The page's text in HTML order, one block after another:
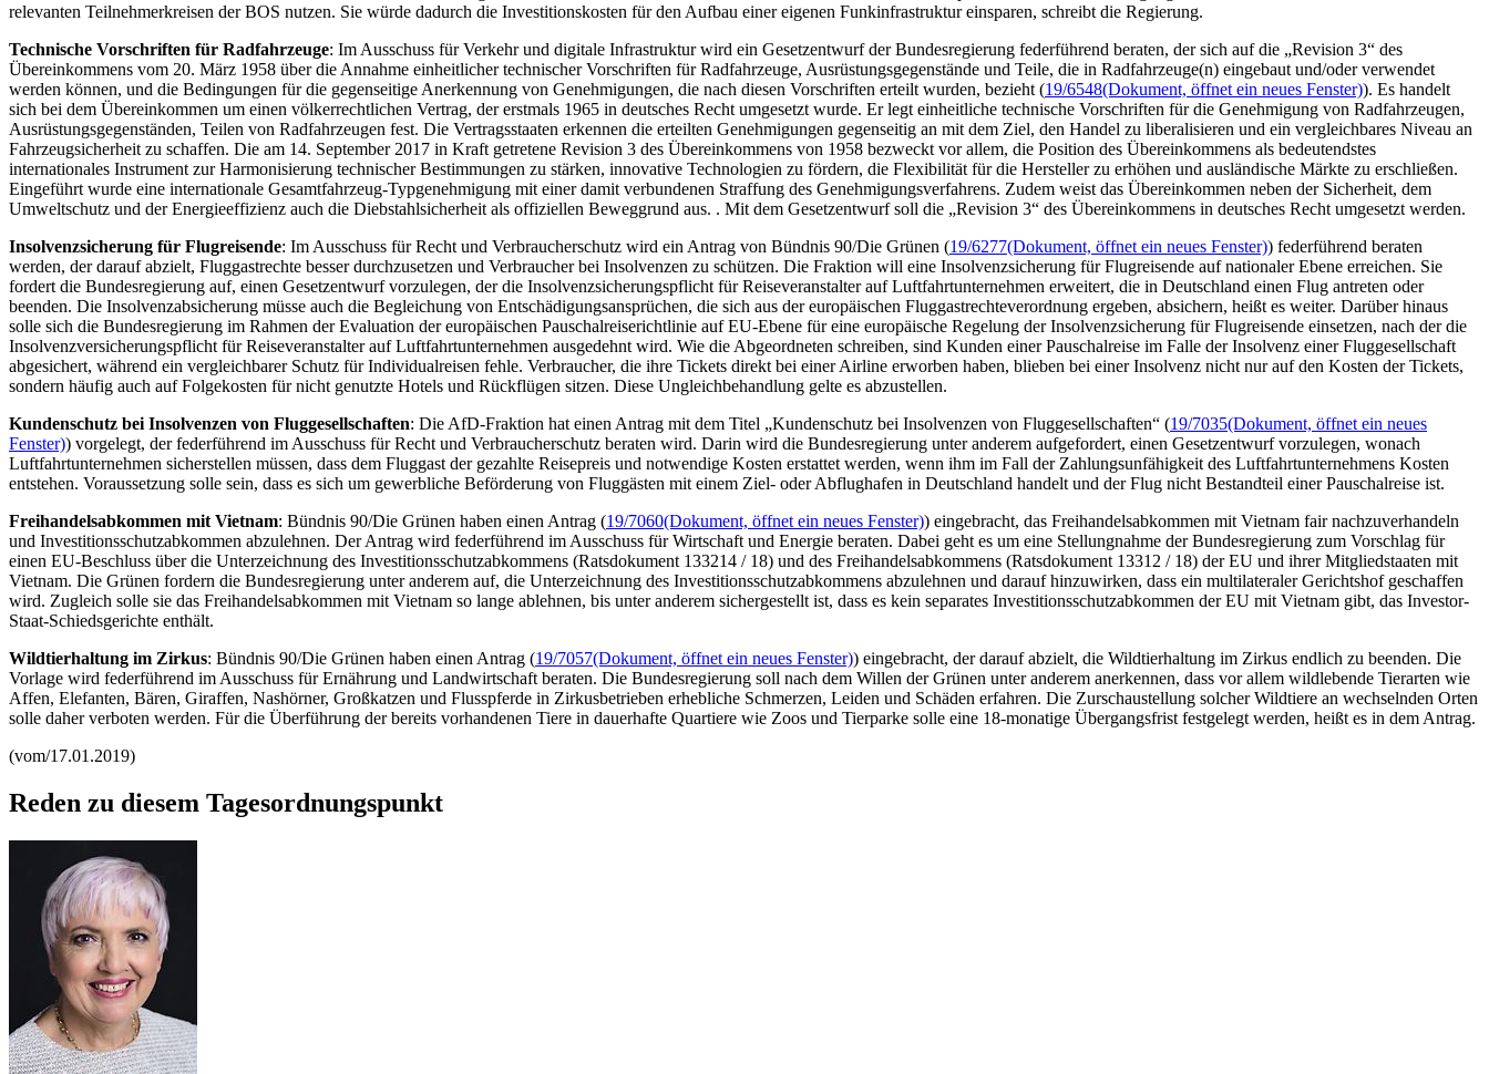
relevanten Teilnehmerkreisen der BOS nutzen. Sie würde dadurch die Investitionskosten für den Aufbau einer eigenen Funkinfrastruktur einsparen, schreibt die Regierung.
Technische Vorschriften für Radfahrzeuge: Im Ausschuss für Verkehr und digitale Infrastruktur wird ein Gesetzentwurf der Bundesregierung federführend beraten, der sich auf die „Revision 3“ des
Übereinkommens vom 20. März 1958 über die Annahme einheitlicher technischer Vorschriften für Radfahrzeuge, Ausrüstungsgegenstände und Teile, die in Radfahrzeuge(n) eingebaut und/oder verwendet
werden können, und die Bedingungen für die gegenseitige Anerkennung von Genehmigungen, die nach diesen Vorschriften erteilt wurden, bezieht (19/6548(Dokument, öffnet ein neues Fenster)). Es handelt
sich bei dem Übereinkommen um einen völkerrechtlichen Vertrag, der erstmals 1965 in deutsches Recht umgesetzt wurde. Er legt einheitliche technische Vorschriften für die Genehmigung von Radfahrzeugen,
Ausrüstungsgegenständen, Teilen von Radfahrzeugen fest. Die Vertragsstaaten erkennen die erteilten Genehmigungen gegenseitig an mit dem Ziel, den Handel zu liberalisieren und ein vergleichbares Niveau an
Fahrzeugsicherheit zu schaffen. Die am 14. September 2017 in Kraft getretene Revision 3 des Übereinkommens von 1958 bezweckt vor allem, die Position des Übereinkommens als bedeutendstes
internationales Instrument zur Harmonisierung technischer Bestimmungen zu stärken, innovative Technologien zu fördern, die Flexibilität für die Hersteller zu erhöhen und ausländische Märkte zu erschließen.
Eingeführt wurde eine internationale Gesamtfahrzeug-Typgenehmigung mit einer damit verbundenen Straffung des Genehmigungsverfahrens. Zudem weist das Übereinkommen neben der Sicherheit, dem
Umweltschutz und der Energieeffizienz auch die Diebstahlsicherheit als offiziellen Beweggrund aus. . Mit dem Gesetzentwurf soll die „Revision 3“ des Übereinkommens in deutsches Recht umgesetzt werden.
Insolvenzsicherung für Flugreisende: Im Ausschuss für Recht und Verbraucherschutz wird ein Antrag von Bündnis 90/Die Grünen (19/6277(Dokument, öffnet ein neues Fenster)) federführend beraten
werden, der darauf abzielt, Fluggastrechte besser durchzusetzen und Verbraucher bei Insolvenzen zu schützen. Die Fraktion will eine Insolvenzsicherung für Flugreisende auf nationaler Ebene erreichen. Sie
fordert die Bundesregierung auf, einen Gesetzentwurf vorzulegen, der die Insolvenzsicherungspflicht für Reiseveranstalter auf Luftfahrtunternehmen erweitert, die in Deutschland einen Flug antreten oder
beenden. Die Insolvenzabsicherung müsse auch die Begleichung von Entschädigungsansprüchen, die sich aus der europäischen Fluggastrechteverordnung ergeben, absichern, heißt es weiter. Darüber hinaus
solle sich die Bundesregierung im Rahmen der Evaluation der europäischen Pauschalreiserichtlinie auf EU-Ebene für eine europäische Regelung der Insolvenzsicherung für Flugreisende einsetzen, nach der die
Insolvenzversicherungspflicht für Reiseveranstalter auf Luftfahrtunternehmen ausgedehnt wird. Wie die Abgeordneten schreiben, sind Kunden einer Pauschalreise im Falle der Insolvenz einer Fluggesellschaft
abgesichert, während ein vergleichbarer Schutz für Individualreisen fehle. Verbraucher, die ihre Tickets direkt bei einer Airline erworben haben, blieben bei einer Insolvenz nicht nur auf den Kosten der Tickets,
sondern häufig auch auf Folgekosten für nicht genutzte Hotels und Rückflügen sitzen. Diese Ungleichbehandlung gelte es abzustellen.
Kundenschutz bei Insolvenzen von Fluggesellschaften: Die AfD-Fraktion hat einen Antrag mit dem Titel „Kundenschutz bei Insolvenzen von Fluggesellschaften“ (19/7035(Dokument, öffnet ein neues
Fenster)) vorgelegt, der federführend im Ausschuss für Recht und Verbraucherschutz beraten wird. Darin wird die Bundesregierung unter anderem aufgefordert, einen Gesetzentwurf vorzulegen, wonach
Luftfahrtunternehmen sicherstellen müssen, dass dem Fluggast der gezahlte Reisepreis und notwendige Kosten erstattet werden, wenn ihm im Fall der Zahlungsunfähigkeit des Luftfahrtunternehmens Kosten
entstehen. Voraussetzung solle sein, dass es sich um gewerbliche Beförderung von Fluggästen mit einem Ziel- oder Abflughafen in Deutschland handelt und der Flug nicht Bestandteil einer Pauschalreise ist.
Freihandelsabkommen mit Vietnam: Bündnis 90/Die Grünen haben einen Antrag (19/7060(Dokument, öffnet ein neues Fenster)) eingebracht, das Freihandelsabkommen mit Vietnam fair nachzuverhandeln
und Investitionsschutzabkommen abzulehnen. Der Antrag wird federführend im Ausschuss für Wirtschaft und Energie beraten. Dabei geht es um eine Stellungnahme der Bundesregierung zum Vorschlag für
einen EU-Beschluss über die Unterzeichnung des Investitionsschutzabkommens (Ratsdokument 133214 / 18) und des Freihandelsabkommens (Ratsdokument 13312 / 18) der EU und ihrer Mitgliedstaaten mit
Vietnam. Die Grünen fordern die Bundesregierung unter anderem auf, die Unterzeichnung des Investitionsschutzabkommens abzulehnen und darauf hinzuwirken, dass ein multilateraler Gerichtshof geschaffen
wird. Zugleich solle sie das Freihandelsabkommen mit Vietnam so lange ablehnen, bis unter anderem sichergestellt ist, dass es kein separates Investitionsschutzabkommen der EU mit Vietnam gibt, das Investor-
Staat-Schiedsgerichte enthält.
Wildtierhaltung im Zirkus: Bündnis 90/Die Grünen haben einen Antrag (19/7057(Dokument, öffnet ein neues Fenster)) eingebracht, der darauf abzielt, die Wildtierhaltung im Zirkus endlich zu beenden. Die
Vorlage wird federführend im Ausschuss für Ernährung und Landwirtschaft beraten. Die Bundesregierung soll nach dem Willen der Grünen unter anderem anerkennen, dass vor allem wildlebende Tierarten wie
Affen, Elefanten, Bären, Giraffen, Nashörner, Großkatzen und Flusspferde in Zirkusbetrieben erhebliche Schmerzen, Leiden und Schäden erfahren. Die Zurschaustellung solcher Wildtiere an wechselnden Orten
solle daher verboten werden. Für die Überführung der bereits vorhandenen Tiere in dauerhafte Quartiere wie Zoos und Tierparke solle eine 18-monatige Übergangsfrist festgelegt werden, heißt es in dem Antrag.
(vom/17.01.2019)
Reden zu diesem Tagesordnungspunkt